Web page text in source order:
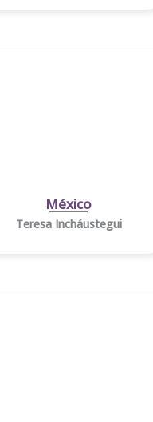
México
Teresa Incháustegui